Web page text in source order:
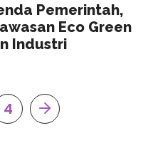
Pemerintah,
Eco Green
Industri
4